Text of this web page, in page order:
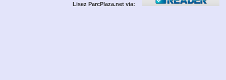
Lisez ParcPlaza.net via: